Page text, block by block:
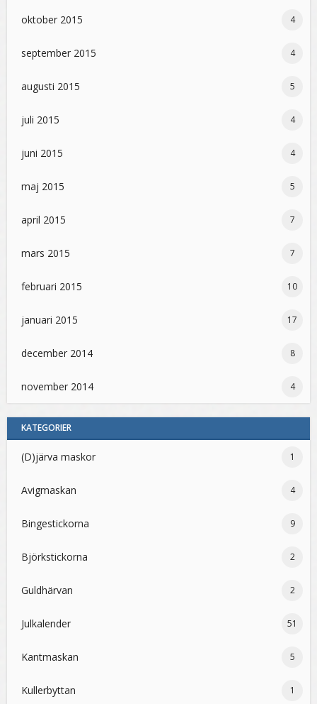
oktober 2015 4
september 2015 4
augusti 2015 5
juli 2015 4
juni 2015 4
maj 2015 5
april 2015 7
mars 2015 7
februari 2015 10
januari 2015 17
december 2014 8
november 2014 4
KATEGORIER
(D)järva maskor 1
Avigmaskan 4
Bingestickorna 9
Björkstickorna 2
Guldhärvan 2
Julkalender 51
Kantmaskan 5
Kullerbyttan 1